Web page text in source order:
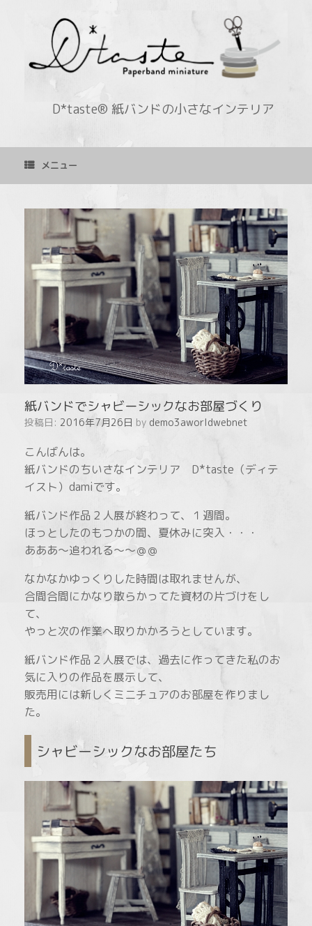
D*taste® 紙バンドの小さなインテリア
メニュー
紙バンドでシャビーシックなお部屋づくり
投稿日: 2016年7月26日 by demo3aworldwebnet
こんばんは。
紙バンドのちいさなインテリア D*taste（ディテ
イスト）damiです。
紙バンド作品２人展が終わって、１週間。
ほっとしたのもつかの間、夏休みに突入・・・
あああ～追われる～～＠＠
なかなかゆっくりした時間は取れませんが、
合間合間にかなり散らかってた資材の片づけをし
て、
やっと次の作業へ取りかかろうとしています。
紙バンド作品２人展では、過去に作ってきた私のお
気に入りの作品を展示して、
販売用には新しくミニチュアのお部屋を作りまし
た。
シャビーシックなお部屋たち